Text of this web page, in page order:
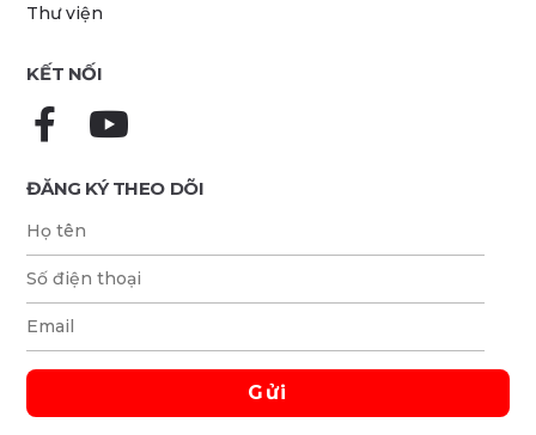
Thư viện
KẾT NỐI
ĐĂNG KÝ THEO DÕI